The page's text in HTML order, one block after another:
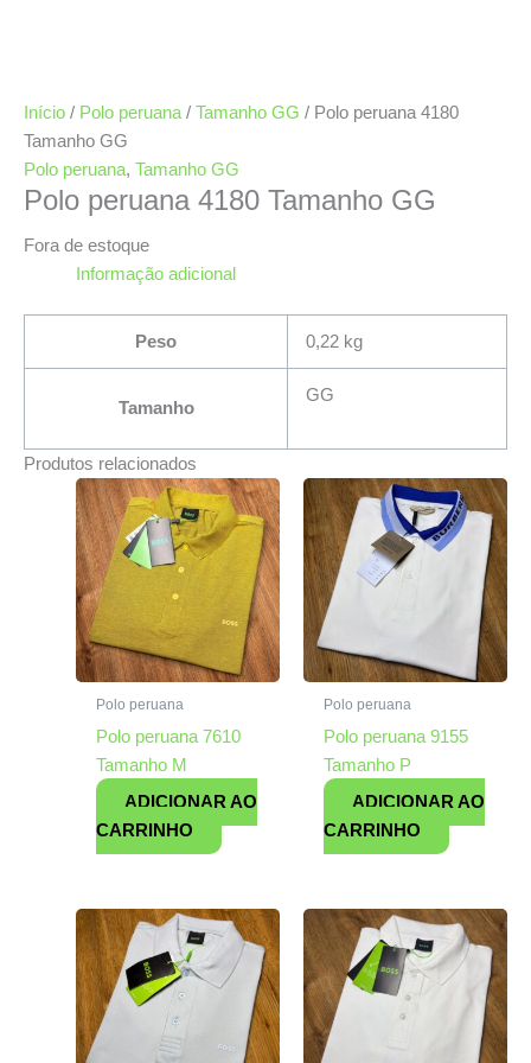
Início / Polo peruana / Tamanho GG / Polo peruana 4180
Tamanho GG
Polo peruana, Tamanho GG
Polo peruana 4180 Tamanho GG
Fora de estoque
Informação adicional
Peso 0,22 kg
Tamanho
GG
Produtos relacionados
Polo peruana
Polo peruana 7610
Tamanho M
ADICIONAR AO
CARRINHO
Polo peruana
Polo peruana 9155
Tamanho P
ADICIONAR AO
CARRINHO